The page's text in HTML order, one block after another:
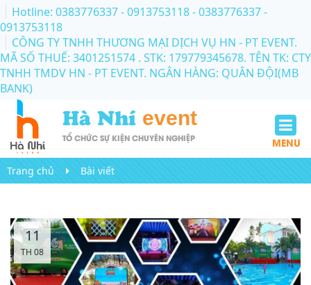
Hotline: 0383776337 - 0913753118- 0383776337 -
0913753118
CÔNG TY TNHH THƯƠNG MẠI DỊCH VỤ HN - PT EVENT.
MÃ SỐ THUẾ: 3401251574 . STK: 179779345678. TÊN TK: CTY
TNHH TMDV HN - PT EVENT. NGÂN HÀNG: QUÂN ĐỘI(MB
BANK)
Hà Nhí event
TỔ CHỨC SỰ KIỆN CHUYÊN NGHIỆP MENU
Trang chủ Bài viết
11
TH 08